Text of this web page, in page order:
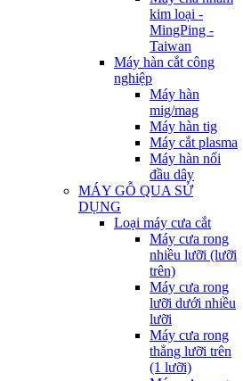
kim loại -
MingPing -
Taiwan
Máy hàn cắt công
nghiệp
Máy hàn
mig/mag
Máy hàn tig
Máy cắt plasma
Máy hàn nối
đầu dây
MÁY GỖ QUA SỬ
DỤNG
Loại máy cưa cắt
Máy cưa rong
nhiều lưỡi (lưỡi
trên)
Máy cưa rong
lưỡi dưới nhiều
lưỡi
Máy cưa rong
thẳng lưỡi trên
(1 lưỡi)